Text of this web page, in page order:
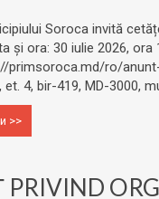
Soroca invită
și ora: 30 iulie 2026,
primsoroca.md/ro/
et. 4, bir-419, MD-3000,
>>